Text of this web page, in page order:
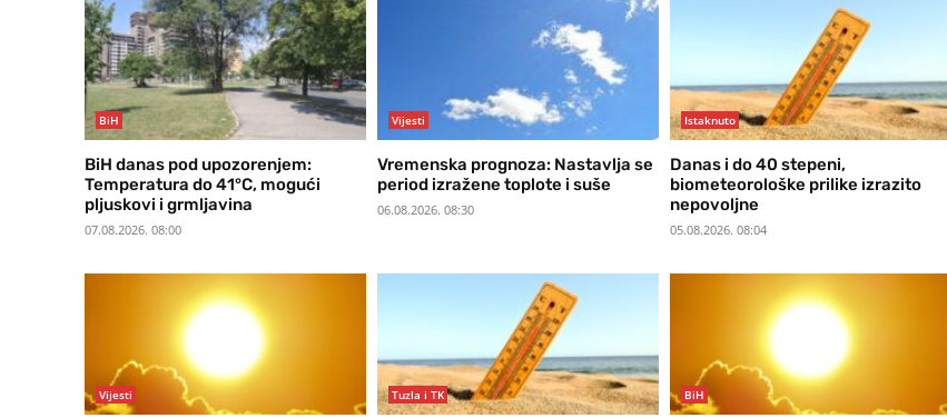
BiH
BiH danas pod upozorenjem:
Temperatura do 41°C, mogući
pljuskovi i grmljavina
07.08.2026. 08:00
Vijesti
Vremenska prognoza: Nastavlja se
period izražene toplote i suše
06.08.2026. 08:30
Istaknuto
Danas i do 40 stepeni,
biometeorološke prilike izrazito
nepovoljne
05.08.2026. 08:04
Vijesti Tuzla i TK BiH